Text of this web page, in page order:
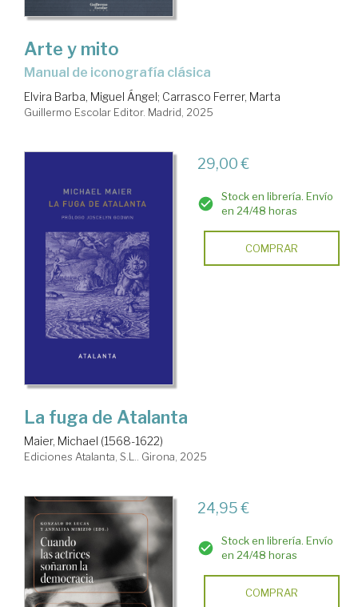
Arte y mito
Manual de iconografía clásica
Elvira Barba, Miguel Ángel; Carrasco Ferrer, Marta
Guillermo Escolar Editor. Madrid, 2025
29,00 €
Stock en librería. Envío
en 24/48 horas
COMPRAR
La fuga de Atalanta
Maier, Michael (1568-1622)
Ediciones Atalanta, S.L.. Girona, 2025
24,95 €
Stock en librería. Envío
en 24/48 horas
COMPRAR